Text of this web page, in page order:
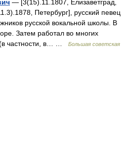
— [3(15).11.1807, Елизаветград,
Петербург], русский певец
русской вокальной школы. В
Затем работал во многих
частности, в… …
Большая советская